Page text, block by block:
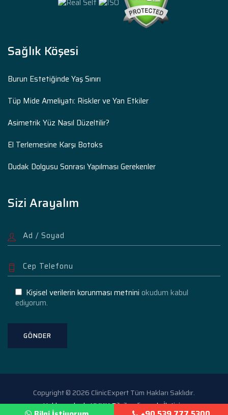
Sağlık Köşesi
Burun Estetiğinde Yaş Sınırı
Tüp Mide Ameliyatı: Riskler ve Yan Etkiler
Asimetrik Yüz Nasıl Düzeltilir?
El Terlemesine Karşı Botoks
Dudak Dolgusu Sonrası Yapılması Gerekenler
Sizi Arayalım
Kişisel verilerin korunması metnini okudum kabul
ediyorum.
Copyright © 2026 ClinicExpert Tüm Hakları Saklıdır.
Hakkımızda
KVKK Bilgilendirme İletişim